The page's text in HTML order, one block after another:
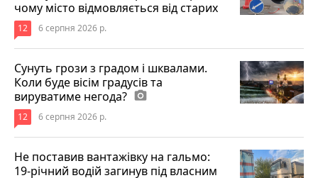
чому місто відмовляється від старих
12 6 серпня 2026 р.
Сунуть грози з градом і шквалами.
Коли буде вісім градусів та
вируватиме негода? photo_camera
12 6 серпня 2026 р.
Не поставив вантажівку на гальмо:
19-річний водій загинув під власним